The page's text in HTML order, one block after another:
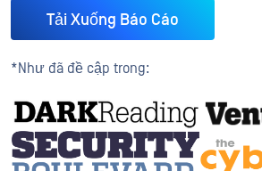
Tải Xuống Báo Cáo
*Như đã đề cập trong: